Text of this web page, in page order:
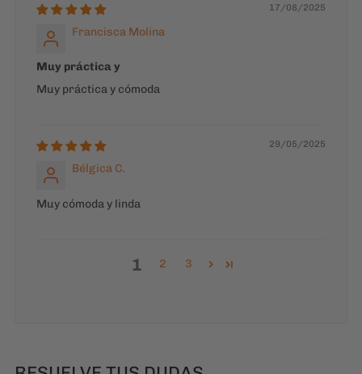
17/08/2025
Francisca Molina
Muy práctica y
Muy práctica y cómoda
29/05/2025
Bélgica C.
Muy cómoda y linda
1 2 3